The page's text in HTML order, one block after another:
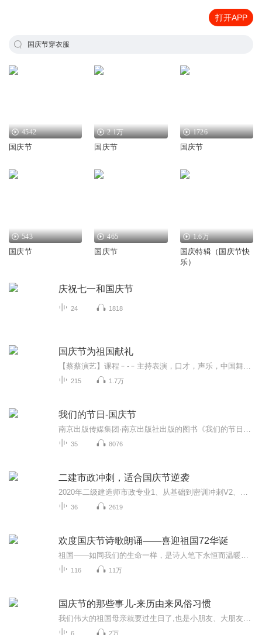
打开APP
国庆节穿衣服
4542
国庆节
2.1万
国庆节
1726
国庆节
543
国庆节
465
国庆节
1.6万
国庆特辑（国庆节快
乐）
庆祝七一和国庆节
24 1818
国庆节为祖国献礼
215 1.7万
我们的节日-国庆节
35 8076
二建市政冲刺，适合国庆节逆袭
36 2619
欢度国庆节诗歌朗诵——喜迎祖国72华诞
116 11万
国庆节的那些事儿-来历由来风俗习惯
6 2万